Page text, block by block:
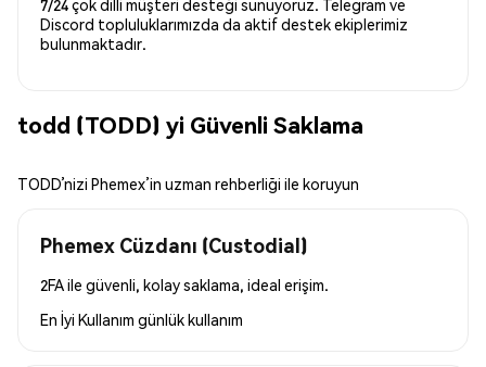
7/24 çok dilli müşteri desteği sunuyoruz. Telegram ve
Discord topluluklarımızda da aktif destek ekiplerimiz
bulunmaktadır.
todd (TODD) yi Güvenli Saklama
TODD’nizi Phemex’in uzman rehberliği ile koruyun
Phemex Cüzdanı (Custodial)
2FA ile güvenli, kolay saklama, ideal erişim.
En İyi Kullanım günlük kullanım